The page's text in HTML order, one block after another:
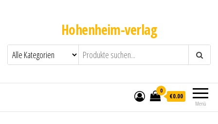
Hohenheim-verlag
Menü
0
€0.00